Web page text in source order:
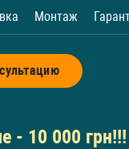
Монтаж
10 000 грн!!!